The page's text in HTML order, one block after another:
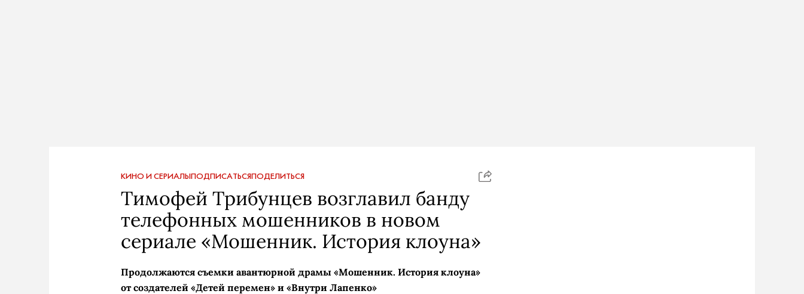
КИНО И СЕРИАЛЫПОДПИСАТЬСЯПОДЕЛИТЬСЯ
Тимофей Трибунцев возглавил банду
телефонных мошенников в новом
сериале «Мошенник. История клоуна»
Продолжаются съемки авантюрной драмы «Мошенник. История клоуна»
от создателей «Детей перемен» и «Внутри Лапенко»